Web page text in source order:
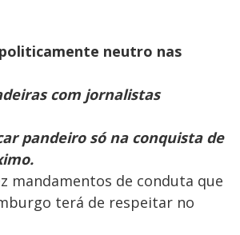
neutro nas
com jornalistas
pandeiro só na conquista de
mandamentos de conduta que
terá de respeitar no